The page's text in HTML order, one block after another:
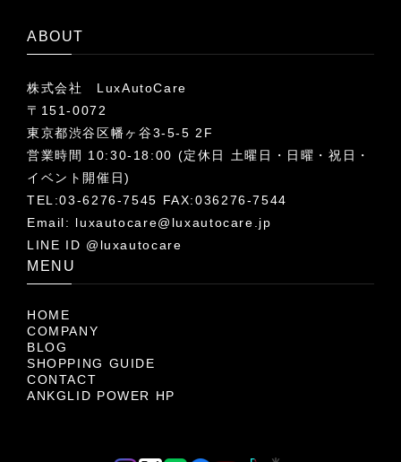
ABOUT
株式会社 LuxAutoCare
〒151-0072
東京都渋谷区幡ヶ谷3-5-5 2F
営業時間 10:30-18:00 (定休日 土曜日・日曜・祝日・
イベント開催日)
TEL:03-6276-7545 FAX:036276-7544
Email: luxautocare@luxautocare.jp
LINE ID @luxautocare
MENU
HOME
COMPANY
BLOG
SHOPPING GUIDE
CONTACT
ANKGLID POWER HP